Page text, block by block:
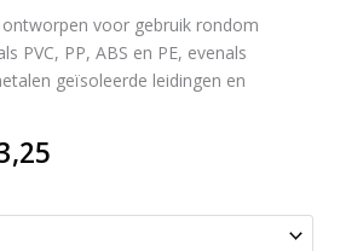
voor gebruik rondom
PVC, PP, ABS en PE, evenals
geïsoleerde leidingen en